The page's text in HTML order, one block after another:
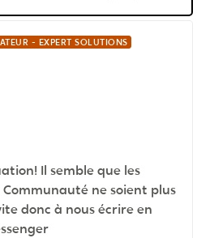
- EXPERT SOLUTIONS
Il semble que les
Communauté ne soient plus
donc à nous écrire en